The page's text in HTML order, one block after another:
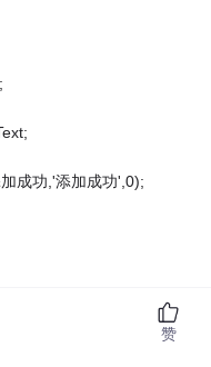
成功,'添加成功',0);
赞